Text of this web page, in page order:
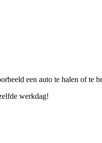
een auto te halen of te
werkdag!